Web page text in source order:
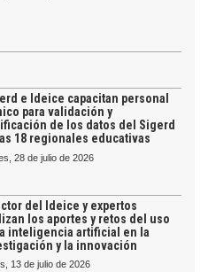
e Ideice capacitan personal
para validación y
de los datos del Sigerd
18 regionales educativas
28 de julio de 2026
del Ideice y expertos
los aportes y retos del uso
inteligencia artificial en la
y la innovación
13 de julio de 2026